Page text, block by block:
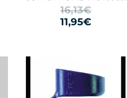
16,13€
11,95€